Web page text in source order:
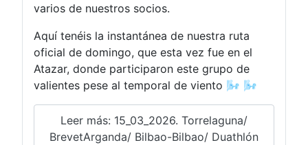
varios de nuestros socios.
Aquí tenéis la instantánea de nuestra ruta
oficial de domingo, que esta vez fue en el
Atazar, donde participaron este grupo de
valientes pese al temporal de viento 🌬️ 🌬️
Leer más: 15_03_2026. Torrelaguna/
BrevetArganda/ Bilbao-Bilbao/ Duathlón